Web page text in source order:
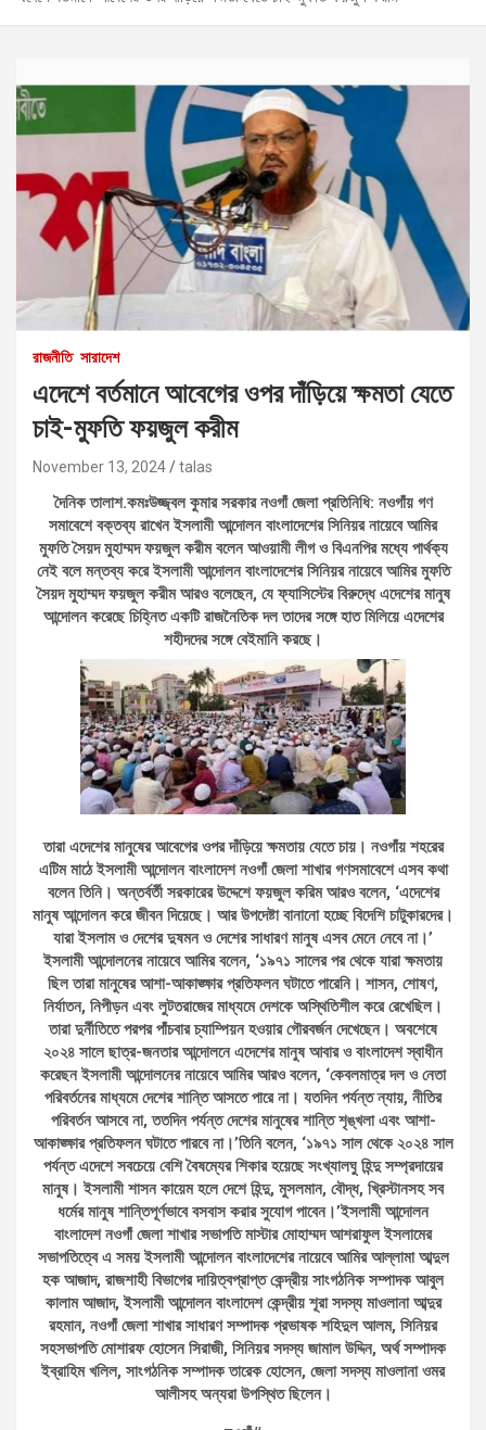
রাজনীতি সারাদেশ
এদেশে বর্তমানে আবেগের ওপর দাঁড়িয়ে ক্ষমতা যেতে
চাই-মুফতি ফয়জুল করীম
November 13, 2024 talas
দৈনিক তালাশ.কমঃউজ্জ্বল কুমার সরকার নওগাঁ জেলা প্রতিনিধি: নওগাঁয় গণ
সমাবেশে বক্তব্য রাখেন ইসলামী আন্দোলন বাংলাদেশের সিনিয়র নায়েবে আমির
মুফতি সৈয়দ মুহাম্মদ ফয়জুল করীম বলেন আওয়ামী লীগ ও বিএনপির মধ্যে পার্থক্য
নেই বলে মন্তব্য করে ইসলামী আন্দোলন বাংলাদেশের সিনিয়র নায়েবে আমির মুফতি
সৈয়দ মুহাম্মদ ফয়জুল করীম আরও বলেছেন, যে ফ্যাসিস্টের বিরুদ্ধে এদেশের মানুষ
আন্দোলন করেছে চিহ্নিত একটি রাজনৈতিক দল তাদের সঙ্গে হাত মিলিয়ে এদেশের
শহীদদের সঙ্গে বেইমানি করছে।
তারা এদেশের মানুষের আবেগের ওপর দাঁড়িয়ে ক্ষমতায় যেতে চায়। নওগাঁয় শহরের
এটিম মাঠে ইসলামী আন্দোলন বাংলাদেশ নওগাঁ জেলা শাখার গণসমাবেশে এসব কথা
বলেন তিনি। অন্তর্বর্তী সরকারের উদ্দেশে ফয়জুল করিম আরও বলেন, ‘এদেশের
মানুষ আন্দোলন করে জীবন দিয়েছে। আর উপদেষ্টা বানানো হচ্ছে বিদেশি চাটুকারদের।
যারা ইসলাম ও দেশের দুষমন ও দেশের সাধারণ মানুষ এসব মেনে নেবে না।’
ইসলামী আন্দোলনের নায়েবে আমির বলেন, ‘১৯৭১ সালের পর থেকে যারা ক্ষমতায়
ছিল তারা মানুষের আশা-আকাঙ্ক্ষার প্রতিফলন ঘটাতে পারেনি। শাসন, শোষণ,
নির্যাতন, নিপীড়ন এবং লুটতরাজের মাধ্যমে দেশকে অস্থিতিশীল করে রেখেছিল।
তারা দুর্নীতিতে পরপর পাঁচবার চ্যাম্পিয়ন হওয়ার গৌরবর্জন দেখেছেন। অবশেষে
২০২৪ সালে ছাত্র-জনতার আন্দোলনে এদেশের মানুষ আবার ও বাংলাদেশ স্বাধীন
করেছন ইসলামী আন্দোলনের নায়েবে আমির আরও বলেন, ‘কেবলমাত্র দল ও নেতা
পরিবর্তনের মাধ্যমে দেশের শান্তি আসতে পারে না। যতদিন পর্যন্ত ন্যায়, নীতির
পরিবর্তন আসবে না, ততদিন পর্যন্ত দেশের মানুষের শান্তি শৃঙ্খলা এবং আশা-
আকাঙ্ক্ষার প্রতিফলন ঘটাতে পারবে না।’তিনি বলেন, ‘১৯৭১ সাল থেকে ২০২৪ সাল
পর্যন্ত এদেশে সবচেয়ে বেশি বৈষম্যের শিকার হয়েছে সংখ্যালঘু হিন্দু সম্প্রদায়ের
মানুষ। ইসলামী শাসন কায়েম হলে দেশে হিন্দু, মুসলমান, বৌদ্ধ, খ্রিস্টানসহ সব
ধর্মের মানুষ শান্তিপূর্ণভাবে বসবাস করার সুযোগ পাবেন।’ইসলামী আন্দোলন
বাংলাদেশ নওগাঁ জেলা শাখার সভাপতি মাস্টার মোহাম্মদ আশরাফুল ইসলামের
সভাপতিত্বে এ সময় ইসলামী আন্দোলন বাংলাদেশের নায়েবে আমির আল্লামা আব্দুল
হক আজাদ, রাজশাহী বিভাগের দায়িত্বপ্রাপ্ত কেন্দ্রীয় সাংগঠনিক সম্পাদক আবুল
কালাম আজাদ, ইসলামী আন্দোলন বাংলাদেশ কেন্দ্রীয় শূরা সদস্য মাওলানা আব্দুর
রহমান, নওগাঁ জেলা শাখার সাধারণ সম্পাদক প্রভাষক শহিদুল আলম, সিনিয়র
সহসভাপতি মোশারফ হোসেন সিরাজী, সিনিয়র সদস্য জামাল উদ্দিন, অর্থ সম্পাদক
ইব্রাহিম খলিল, সাংগঠনিক সম্পাদক তারেক হোসেন, জেলা সদস্য মাওলানা ওমর
আলীসহ অন্যরা উপস্থিত ছিলেন।